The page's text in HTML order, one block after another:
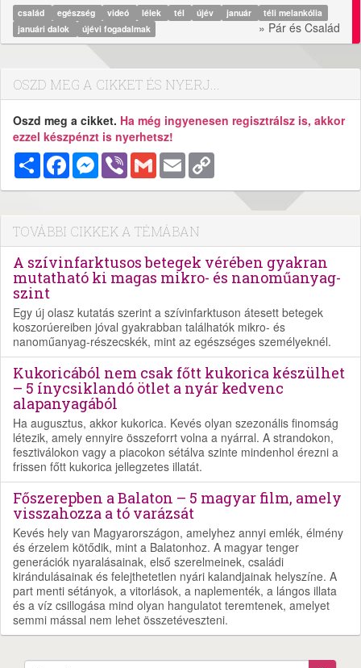
család egészség videó lélek tél újév január
téli melankólia
januári dalok
újévi fogadalmak » Pár és Család
OSZD MEG A CIKKET ÉS NYERJ...
Oszd meg a cikket. Ha még ingyenesen regisztrálsz is, akkor
ezzel készpénzt is nyerhetsz!
MegosztásFacebookMessenger
Viber Gmail Email
TOVÁBBI CIKKEK A TÉMÁBAN
A szívinfarktusos betegek vérében gyakran
mutatható ki magas mikro- és nanoműanyag-
szint
Egy új olasz kutatás szerint a szívinfarktuson átesett betegek
koszorúereiben jóval gyakrabban találhatók mikro- és
nanoműanyag-részecskék, mint az egészséges személyeknél.
Kukoricából nem csak főtt kukorica készülhet
– 5 ínycsiklandó ötlet a nyár kedvenc
alapanyagából
Ha augusztus, akkor kukorica. Kevés olyan szezonális finomság
létezik, amely ennyire összeforrt volna a nyárral. A strandokon,
fesztiválokon vagy a piacokon sétálva szinte mindenhol érezni a
frissen főtt kukorica jellegzetes illatát.
Főszerepben a Balaton – 5 magyar film, amely
visszahozza a tó varázsát
Kevés hely van Magyarországon, amelyhez annyi emlék, élmény
és érzelem kötődik, mint a Balatonhoz. A magyar tenger
generációk nyaralásainak, első szerelmeinek, családi
kirándulásainak és felejthetetlen nyári kalandjainak helyszíne. A
part menti sétányok, a vitorlások, a naplementék, a lángos illata
és a víz csillogása mind olyan hangulatot teremtenek, amelyet
semmi mással nem lehet összetéveszteni.